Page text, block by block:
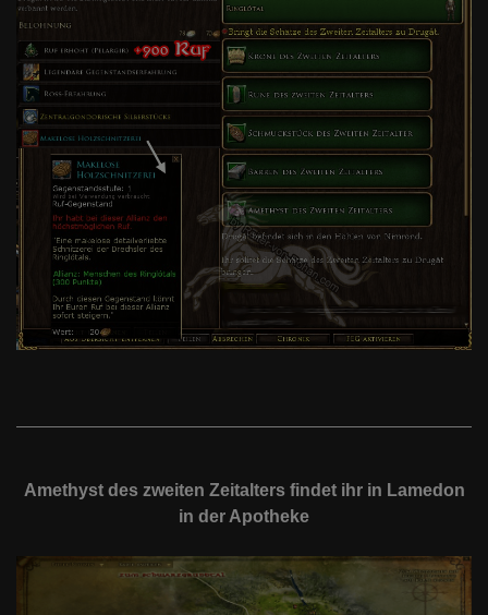
Amethyst des zweiten Zeitalters findet ihr in Lamedon
in der Apotheke